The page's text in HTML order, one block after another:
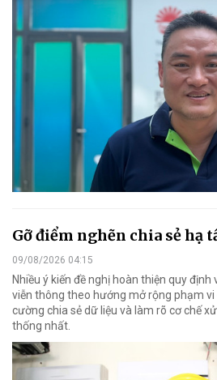
Gỡ điểm nghẽn chia sẻ hạ
09/08/2026 04:15
Nhiều ý kiến đề nghị hoàn thiện quy định
viễn thông theo hướng mở rộng phạm
cường chia sẻ dữ liệu và làm rõ cơ chế
thống nhất.